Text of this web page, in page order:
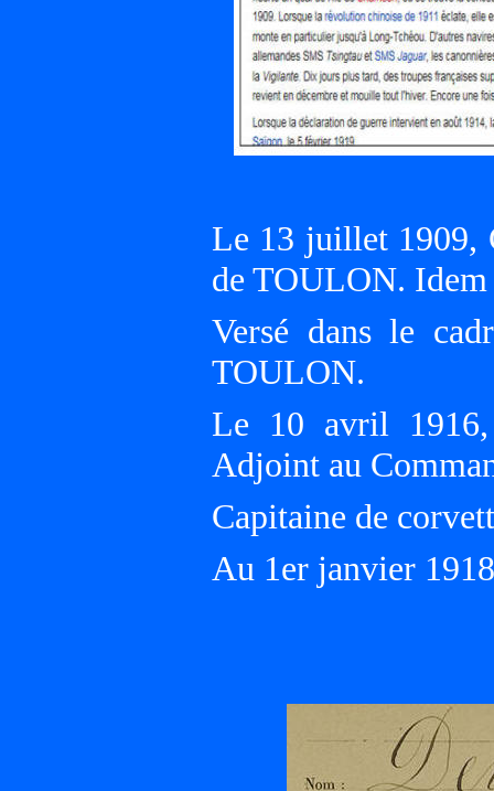
Le 13 juillet 1909,
de TOULON.
Versé dans le
TOULON.
Le 10 avril 1916,
Adjoint au
Capitaine de
Au 1er janvier